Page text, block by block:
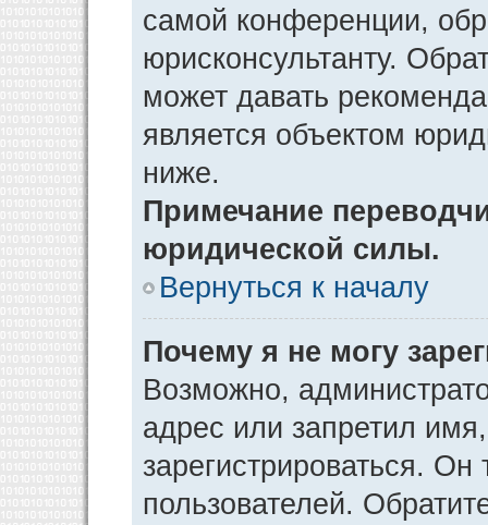
самой конференции,
юрисконсультанту.
может давать
является объектом
ниже.
Примечание
юридической силы.
Вернуться к началу
Почему я не могу
Возможно,
адрес или запретил
зарегистрироваться.
пользователей.